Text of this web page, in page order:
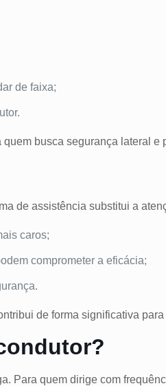
de faixa;
busca segurança lateral e
de assistência substitui a
caros;
comprometer a eficácia;
de forma significativa
Para quem dirige com